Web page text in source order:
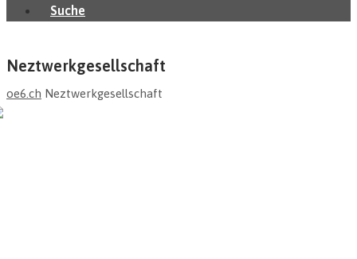
Suche
Neztwerkgesellschaft
oe6.ch Neztwerkgesellschaft